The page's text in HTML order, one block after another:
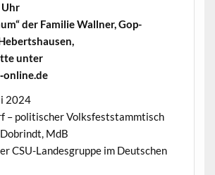
der Fam­i­lie Wall­ner, Gop­
unter
2024
– poli­tis­ch­er Volks­fest­stammtisch
MdB
CSU-Lan­des­gruppe im Deutschen